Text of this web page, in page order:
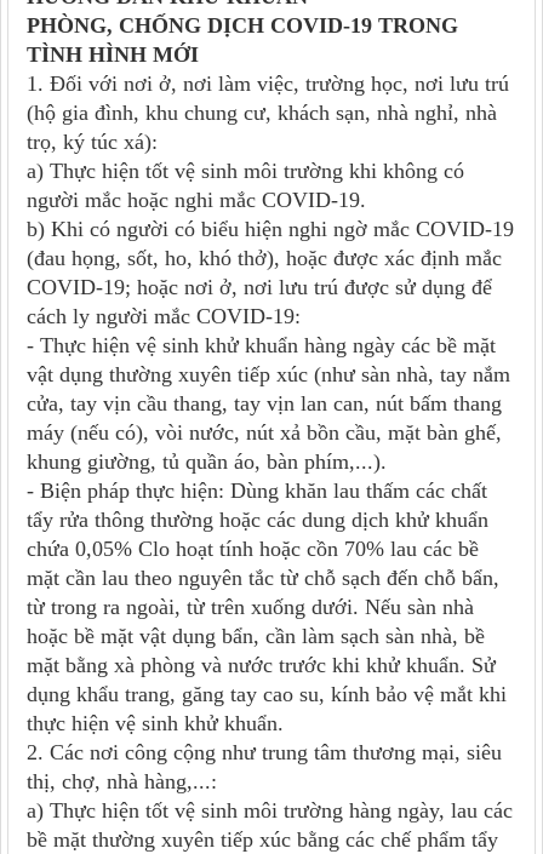
PHÒNG, CHỐNG DỊCH COVID-19 TRONG
TÌNH HÌNH MỚI
1. Đối với nơi ở, nơi làm việc, trường học, nơi lưu trú
(hộ gia đình, khu chung cư, khách sạn, nhà nghỉ, nhà
trọ, ký túc xá):
a) Thực hiện tốt vệ sinh môi trường khi không có
người mắc hoặc nghi mắc COVID-19.
b) Khi có người có biểu hiện nghi ngờ mắc COVID-19
(đau họng, sốt, ho, khó thở), hoặc được xác định mắc
COVID-19; hoặc nơi ở, nơi lưu trú được sử dụng để
cách ly người mắc COVID-19:
- Thực hiện vệ sinh khử khuẩn hàng ngày các bề mặt
vật dụng thường xuyên tiếp xúc (như sàn nhà, tay nắm
cửa, tay vịn cầu thang, tay vịn lan can, nút bấm thang
máy (nếu có), vòi nước, nút xả bồn cầu, mặt bàn ghế,
khung giường, tủ quần áo, bàn phím,...).
- Biện pháp thực hiện: Dùng khăn lau thấm các chất
tẩy rửa thông thường hoặc các dung dịch khử khuẩn
chứa 0,05% Clo hoạt tính hoặc cồn 70% lau các bề
mặt cần lau theo nguyên tắc từ chỗ sạch đến chỗ bẩn,
từ trong ra ngoài, từ trên xuống dưới. Nếu sàn nhà
hoặc bề mặt vật dụng bẩn, cần làm sạch sàn nhà, bề
mặt bằng xà phòng và nước trước khi khử khuẩn. Sử
dụng khẩu trang, găng tay cao su, kính bảo vệ mắt khi
thực hiện vệ sinh khử khuẩn.
2. Các nơi công cộng như trung tâm thương mại, siêu
thị, chợ, nhà hàng,...:
a) Thực hiện tốt vệ sinh môi trường hàng ngày, lau các
bề mặt thường xuyên tiếp xúc bằng các chế phẩm tẩy